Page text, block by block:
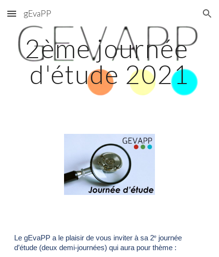
Skip to main content Skip to navigation
gEvaPP
2ème journée
d'étude 2021
Le gEvaPP a le plaisir de vous inviter à sa 2e journée
d’étude (deux demi-journées) qui aura pour thème :